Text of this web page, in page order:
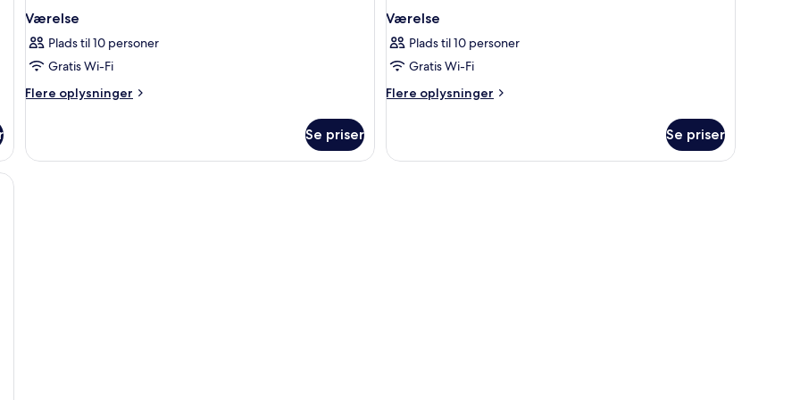
Værelse
Plads til 10 personer
Gratis Wi-Fi
Flere oplysninger
Flere
Se priser
Værelse
Plads til 10 personer
Gratis Wi-Fi
Flere oplysninger
Flere
Se priser